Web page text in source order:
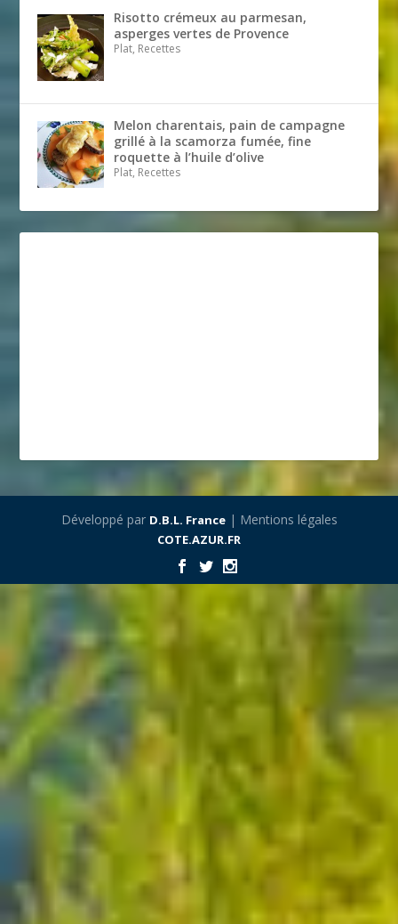
Risotto crémeux au parmesan,
asperges vertes de Provence
Plat, Recettes
Melon charentais, pain de campagne
grillé à la scamorza fumée, fine
roquette à l’huile d’olive
Plat, Recettes
Développé par D.B.L. France| Mentions légales
COTE.AZUR.FR